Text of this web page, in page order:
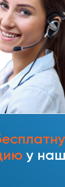
Контакты
Услуги
данных
веб-аналитики